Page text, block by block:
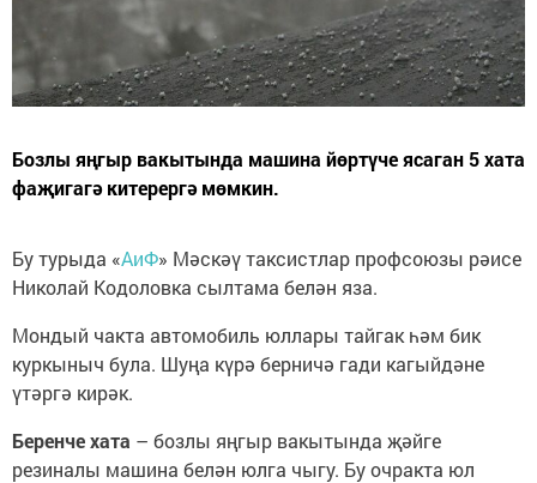
Бозлы яңгыр вакытында машина йөртүче ясаган 5 хата
фаҗигагә китерергә мөмкин.
Бу турыда «АиФ» Мәскәү таксистлар профсоюзы рәисе
Николай Кодоловка сылтама белән яза.
Мондый чакта автомобиль юллары тайгак һәм бик
куркыныч була. Шуңа күрә берничә гади кагыйдәне
үтәргә кирәк.
Беренче хата – бозлы яңгыр вакытында җәйге
резиналы машина белән юлга чыгу. Бу очракта юл